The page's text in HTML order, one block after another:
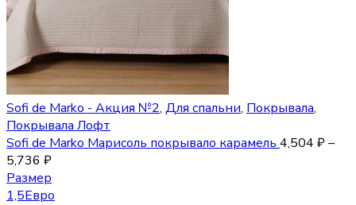
Sofi de Marko - Акция №2, Для спальни, Покрывала,
Покрывала Лофт
Sofi de Marko Марисоль покрывало карамель 4,504 ₽–
5,736 ₽
Размер
1,5Евро